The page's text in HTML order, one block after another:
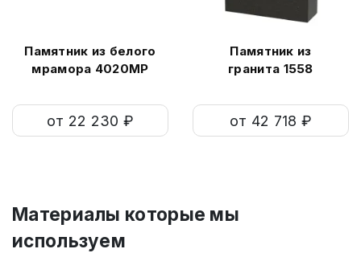
Памятник из белого
мрамора 4020МР
от 22 230 ₽
Памятник из
гранита 1558
от 42 718 ₽
Материалы которые мы
используем